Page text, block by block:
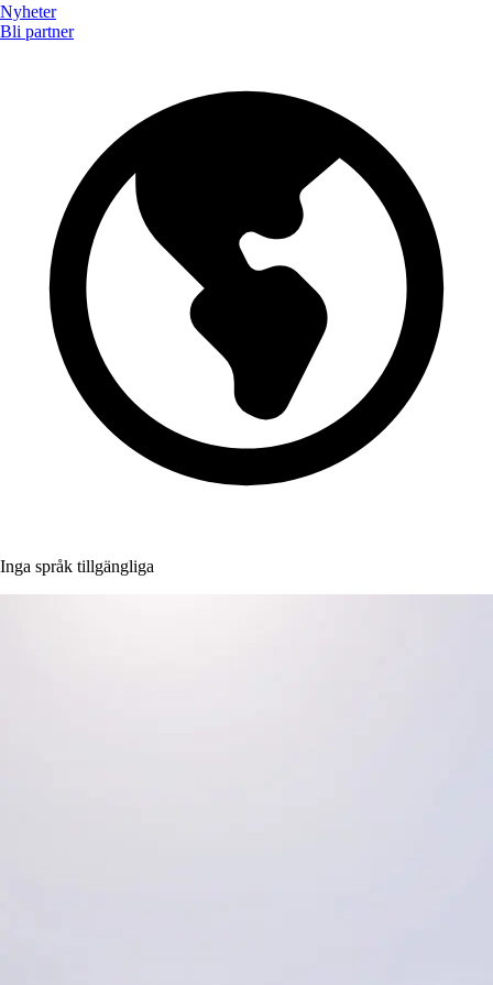
Nyheter
Bli partner
Inga språk tillgängliga